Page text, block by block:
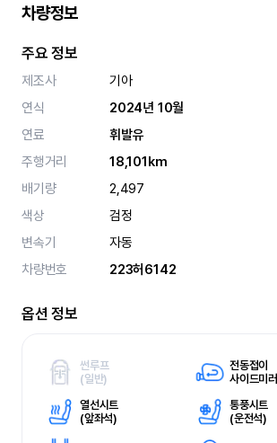
차량정보
주요 정보
제조사
기아
연식
2024년 10월
연료
휘발유
주행거리
18,101km
배기량
2,497
색상
검정
변속기
자동
차량번호
223허6142
옵션 정보
썬루프
(일반)
전동접이
사이드미러
열선시트
(앞좌석)
통풍시트
(운전석)